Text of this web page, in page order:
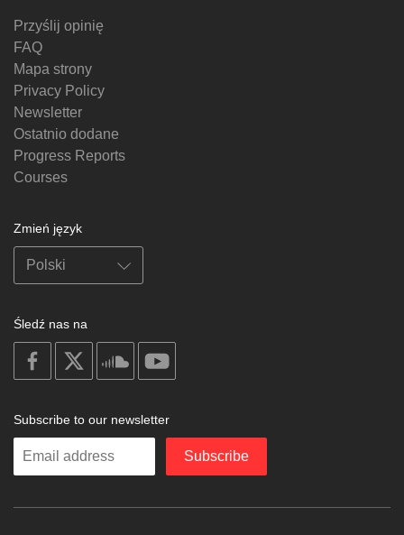
Przyślij opinię
FAQ
Mapa strony
Privacy Policy
Newsletter
Ostatnio dodane
Progress Reports
Courses
Zmień język
Śledź nas na
on
facebook
soundcloud
Subscribe to our newsletter
Enter
Subscribe